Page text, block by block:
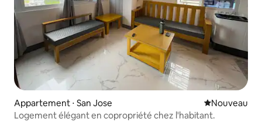
Appartement ⋅ San Jose Nouvel
Nouveau
Logement élégant en copropriété chez l'habitant.